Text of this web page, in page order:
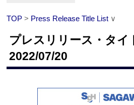
TOP > Press Release Title List ∨
プレスリリース・タ
2022/07/20